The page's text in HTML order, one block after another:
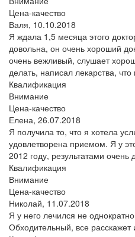
Цена-качество
Валя, 10.10.2018
Я ждала 1,5 месяца этого
довольна, он очень хороший
очень вежливый, слушает
делать, написал лекарства, что
Квалификация
Внимание
Цена-качество
Елена, 26.07.2018
Я получила то, что я хотела
удовлетворена приемом. Я у
2012 году, результатами очень
Квалификация
Внимание
Цена-качество
Николай, 11.07.2018
Я у него лечился не
Обходительный, все